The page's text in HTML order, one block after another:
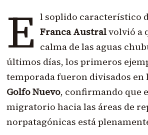
E l soplido característico
Franca Australvolvió a
calma de las aguas
últimos días, los primeros
temporada fueron divisados en
Golfo Nuevo, confirmando que
migratorio hacia las áreas de
norpatagónicas está